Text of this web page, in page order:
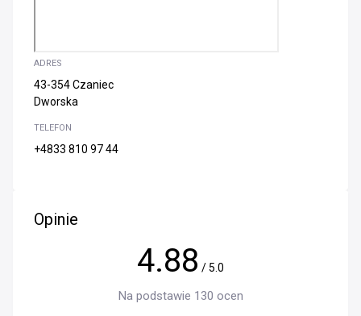
ADRES
43-354 Czaniec
Dworska
TELEFON
+4833 810 97 44
Opinie
4.88 / 5.0
Na podstawie 130 ocen